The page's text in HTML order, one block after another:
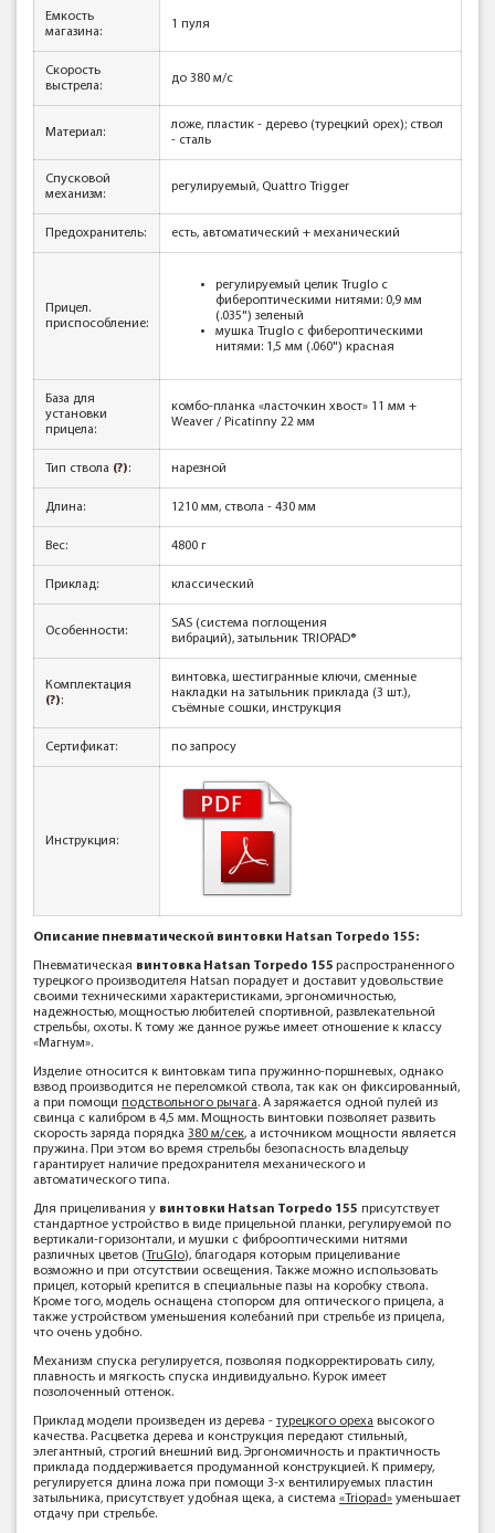
Емкость
магазина:
1 пуля
Скорость
выстрела:
до 380 м/с
Материал:
ложе, пластик - дерево (турецкий орех); ствол
- сталь
Спусковой
механизм:
регулируемый, Quattro Trigger
Предохранитель: есть, автоматический + механический
Прицел.
приспособление:
регулируемый целик Truglo с
фибероптическими нитями: 0,9 мм
(.035") зеленый
мушка Truglo с фибероптическими
нитями: 1,5 мм (.060") красная
База для
установки
прицела:
комбо-планка «ласточкин хвост» 11 мм +
Weaver / Picatinny 22 мм
Тип ствола (?): нарезной
Длина: 1210 мм, ствола - 430 мм
Вес: 4800 г
Приклад: классический
Особенности:
SAS (система поглощения
вибраций), затыльник TRIOPAD®
Комплектация
(?):
винтовка, шестигранные ключи, сменные
накладки на затыльник приклада (3 шт.),
съёмные сошки, инструкция
Сертификат: по запросу
Инструкция:
Описание пневматической винтовки Hatsan Torpedo 155:
Пневматическая винтовка Hatsan Torpedo 155 распространенного
турецкого производителя Hatsan порадует и доставит удовольствие
своими техническими характеристиками, эргономичностью,
надежностью, мощностью любителей спортивной, развлекательной
стрельбы, охоты. К тому же данное ружье имеет отношение к классу
«Магнум».
Изделие относится к винтовкам типа пружинно-поршневых, однако
взвод производится не переломкой ствола, так как он фиксированный,
а при помощи подствольного рычага. А заряжается одной пулей из
свинца с калибром в 4,5 мм. Мощность винтовки позволяет развить
скорость заряда порядка 380 м/сек, а источником мощности является
пружина. При этом во время стрельбы безопасность владельцу
гарантирует наличие предохранителя механического и
автоматического типа.
Для прицеливания у винтовки Hatsan Torpedo 155 присутствует
стандартное устройство в виде прицельной планки, регулируемой по
вертикали-горизонтали, и мушки с фиброоптическими нитями
различных цветов (TruGlo), благодаря которым прицеливание
возможно и при отсутствии освещения. Также можно использовать
прицел, который крепится в специальные пазы на коробку ствола.
Кроме того, модель оснащена стопором для оптического прицела, а
также устройством уменьшения колебаний при стрельбе из прицела,
что очень удобно.
Механизм спуска регулируется, позволяя подкорректировать силу,
плавность и мягкость спуска индивидуально. Курок имеет
позолоченный оттенок.
Приклад модели произведен из дерева - турецкого ореха высокого
качества. Расцветка дерева и конструкция передают стильный,
элегантный, строгий внешний вид. Эргономичность и практичность
приклада поддерживается продуманной конструкцией. К примеру,
регулируется длина ложа при помощи 3-х вентилируемых пластин
затыльника, присутствует удобная щека, а система «Triopad» уменьшает
отдачу при стрельбе.